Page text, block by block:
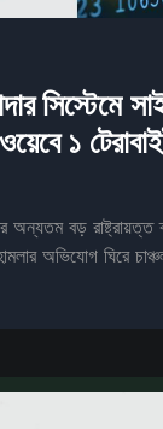
সিস্টেমে
১
অন্যতম বড়
অভিযোগ ঘিরে